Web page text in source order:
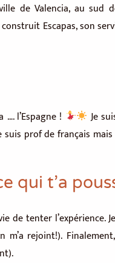
de Valencia, au sud
Escapas, son
l’Espagne !
Je
prof de français mais
qui t’a
de tenter l’expérience.
m’a rejoint!).